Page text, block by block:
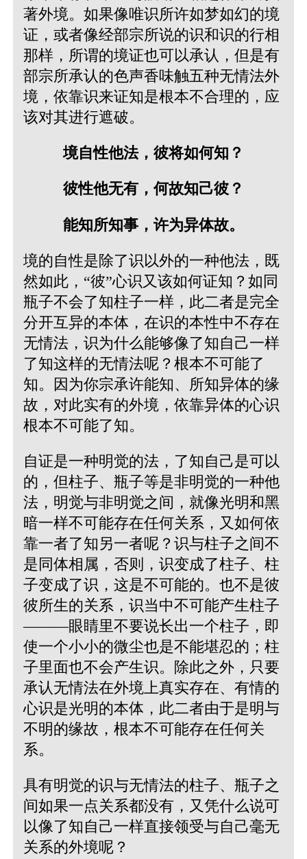
著外境。如果像唯识所许如梦如幻的境
证，或者像经部宗所说的识和识的行相
那样，所谓的境证也可以承认，但是有
部宗所承认的色声香味触五种无情法外
境，依靠识来证知是根本不合理的，应
该对其进行遮破。
境自性他法，彼将如何知？
彼性他无有，何故知己彼？
能知所知事，许为异体故。
境的自性是除了识以外的一种他法，既
然如此，“彼”心识又该如何证知？如同
瓶子不会了知柱子一样，此二者是完全
分开互异的本体，在识的本性中不存在
无情法，识为什么能够像了知自己一样
了知这样的无情法呢？根本不可能了
知。因为你宗承许能知、所知异体的缘
故，对此实有的外境，依靠异体的心识
根本不可能了知。
自证是一种明觉的法，了知自己是可以
的，但柱子、瓶子等是非明觉的一种他
法，明觉与非明觉之间，就像光明和黑
暗一样不可能存在任何关系，又如何依
靠一者了知另一者呢？识与柱子之间不
是同体相属，否则，识变成了柱子、柱
子变成了识，这是不可能的。也不是彼
彼所生的关系，识当中不可能产生柱子
———眼睛里不要说长出一个柱子，即
使一个小小的微尘也是不能堪忍的；柱
子里面也不会产生识。除此之外，只要
承认无情法在外境上真实存在、有情的
心识是光明的本体，此二者由于是明与
不明的缘故，根本不可能存在任何关
系。
具有明觉的识与无情法的柱子、瓶子之
间如果一点关系都没有，又凭什么说可
以像了知自己一样直接领受与自己毫无
关系的外境呢？